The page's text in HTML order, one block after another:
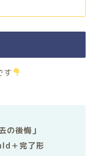
す
の後悔」
＋完了形